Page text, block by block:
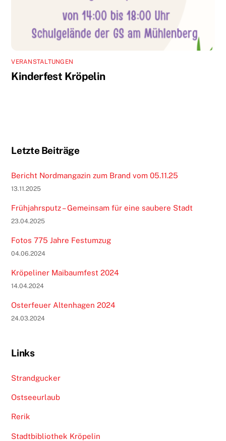
VERANSTALTUNGEN
Kinderfest Kröpelin
Letzte Beiträge
Bericht Nordmangazin zum Brand vom 05.11.25
13.11.2025
Frühjahrsputz – Gemeinsam für eine saubere Stadt
23.04.2025
Fotos 775 Jahre Festumzug
04.06.2024
Kröpeliner Maibaumfest 2024
14.04.2024
Osterfeuer Altenhagen 2024
24.03.2024
Links
Strandgucker
Ostseeurlaub
Rerik
Stadtbibliothek Kröpelin